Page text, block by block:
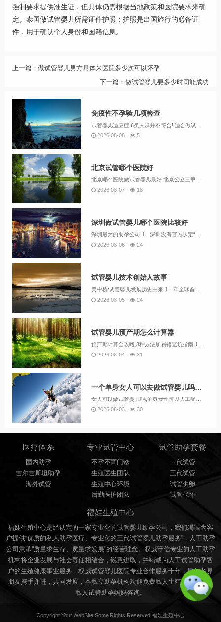
强制要求提供准生证，但具体仍需根据当地政策和医院要求来确
定。泰国做试管婴儿所需证件护照：护照是出国旅行的必备证
件，用于确认个人身份和国籍信息。
上一篇： 做试管婴儿男方具体来医院多少次可以怀孕
下一篇： 做试管婴儿要多少时间能成功
免疫性不孕验几项检查
2026-08-08
5
北京试管哪个医院好
北京哪个医院做试管婴儿最好 北京公立三甲医院试管对比总结如下，结合流程规范、医生团队、个性化服务及适用人群等维度分析，供计划试管的姐妹参考：北医三院优势流程规范高效：作为国内最早开展试管婴儿技术的医院之一，流程标准化程度高，适合工作繁忙、追...
2026-08-07
18
深圳做试管婴儿哪个医院比较好
2026-08-06
24
试管婴儿技术创始人故事
2026-08-05
24
试管婴儿预产期怎么计算器
2026-08-04
31
一个单身女人可以去做试管婴儿吗视频
2026-08-03
30
医疗体系
国内助孕
吉尔吉斯坦助孕
海外试管
专业试管中心
不孕不育门诊
生殖医生团队
生殖中心环境
后勤医护团队
试管助孕套餐
二代试管
三代试管
试管供卵
试管代怀
福娃生殖中心
福娃生殖中心是经认定的一家专业化的试管婴儿助孕公司，我们竭诚为客
户提供“优质的私人助孕医疗、专业化的三代试管婴儿助孕服务”，人工助孕
公司秉承“质量求生存、质量求发展”的经营理念。权威守信专业的人工助孕
机构将企业发展与社会责任相结合，锐意进取，并竭诚为人工试管助孕客
户的生殖健康事业服务，权威试管婴儿医院专业合作服务十年，愿与各界
朋友携手并进，共同发展，本私立助孕机构欢迎免费私人生殖助孕咨询，
私人试管助孕妈妈咨询。
Copyright Your WebSite.Some Rights Reserved.福娃生殖中心